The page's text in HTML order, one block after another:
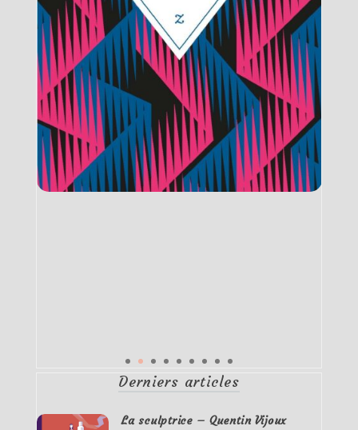
Derniers articles
La sculptrice – Quentin Vijoux